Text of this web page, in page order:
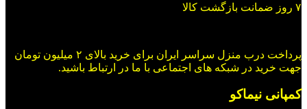
۷ روز ضمانت بازگشت کالا
پرداخت درب منزل سراسر ایران برای خرید بالای ۲ میلیون تومان
جهت خرید در شبکه های اجتماعی با ما در ارتباط باشید.
کمپانی نیماکو